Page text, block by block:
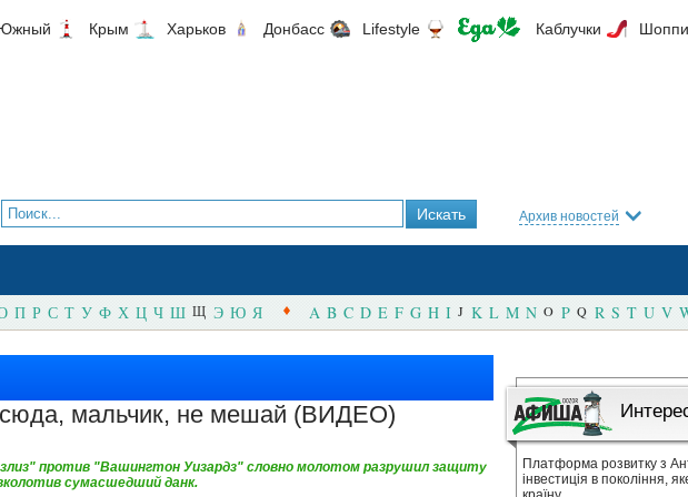
Крым Харьков Донбасс Lifestyle Каблучки
Архив новостей
П Р С Т У Ф Х Ц Ч Ш Щ Э Ю Я A B C D E F G H I J K L M N O P Q R S T U V
мальчик, не мешай (ВИДЕО)
против "Вашингтон Уизардз" словно молотом разрушил защиту
сумасшедший данк.
Платформа розвитку з
інвестиція в покоління,